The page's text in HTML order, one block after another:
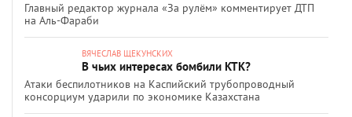
Главный редактор журнала «За рулём» комментирует ДТП
на Аль-Фараби
ВЯЧЕСЛАВ ЩЕКУНСКИХ
В чьих интересах бомбили КТК?
Атаки беспилотников на Каспийский трубопроводный
консорциум ударили по экономике Казахстана